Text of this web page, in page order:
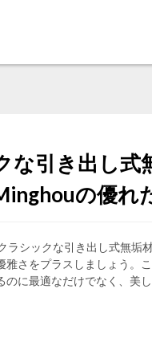
な引き出し式
の優れ
ラシックな引き出し式無垢
雅さをプラスしましょう。
のに最適なだけでなく、美